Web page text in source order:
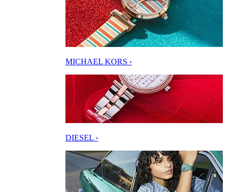
MICHAEL KORS ›
DIESEL ›